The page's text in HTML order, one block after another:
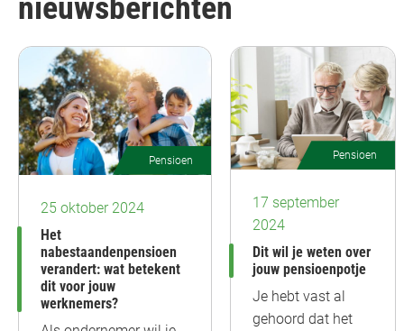
nieuwsberichten
Pensioen
25 oktober 2024
Het
nabestaandenpensioen
verandert: wat betekent
dit voor jouw
werknemers?
Pensioen
17 september
2024
Dit wil je weten over
jouw pensioenpotje
Je hebt vast al
gehoord dat het